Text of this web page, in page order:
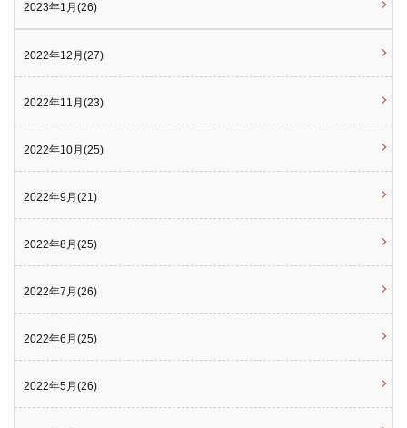
2023年1月(26)
2022年12月(27)
2022年11月(23)
2022年10月(25)
2022年9月(21)
2022年8月(25)
2022年7月(26)
2022年6月(25)
2022年5月(26)